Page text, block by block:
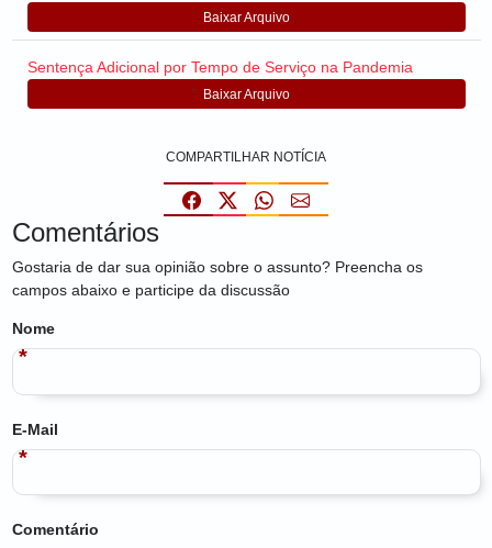
Baixar Arquivo
Sentença Adicional por Tempo de Serviço na Pandemia
Baixar Arquivo
COMPARTILHAR NOTÍCIA
Comentários
Gostaria de dar sua opinião sobre o assunto? Preencha os
campos abaixo e participe da discussão
Nome
E-Mail
Comentário